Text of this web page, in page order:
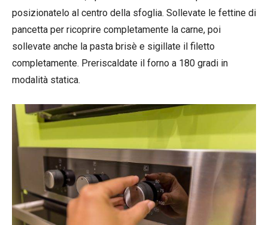
posizionatelo al centro della sfoglia. Sollevate le fettine di
pancetta per ricoprire completamente la carne, poi
sollevate anche la pasta brisè e sigillate il filetto
completamente. Preriscaldate il forno a 180 gradi in
modalità statica.